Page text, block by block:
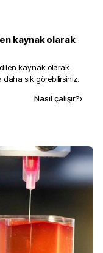
kaynak olarak
kaynak olarak
sık görebilirsiniz.
Nasıl çalışır?›